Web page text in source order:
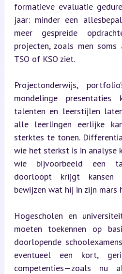
formatieve evaluatie
jaar: minder een
meer gespreide
projecten, zoals men
TSO of KSO ziet.
Projectonderwijs,
mondelinge presentaties
talenten en leerstijlen
alle leerlingen eerlijke
sterktes te tonen.
wie het sterkst is in analyse
wie bijvoorbeeld een
doorloopt krijgt
bewijzen wat hij in zijn mars
Hogescholen en
moeten toekennen op
doorlopende
eventueel een kort,
competenties—zoals